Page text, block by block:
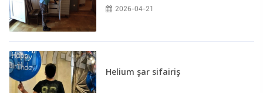
2026-04-21
Helium şar sifairiş